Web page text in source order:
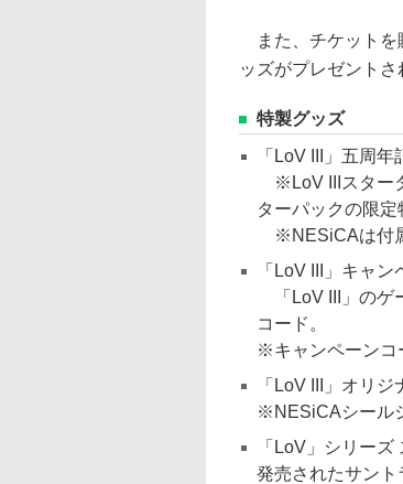
また、チケットを
ッズがプレゼントさ
特製グッズ
「LoV III」五周
※LoV IIIスター
ターパックの限定
※NESiCAは付
「LoV III」キャン
「LoV III」のゲ
コード。
※キャンペーンコ
「LoV III」オリ
※NESiCAシール
「LoV」シリー
発売されたサン